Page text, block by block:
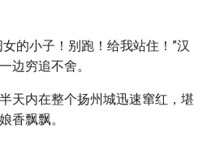
的小子！别跑！给我站住！”汉
边穷追不舍。
天内在整个扬州城迅速窜红，堪
香飘飘。